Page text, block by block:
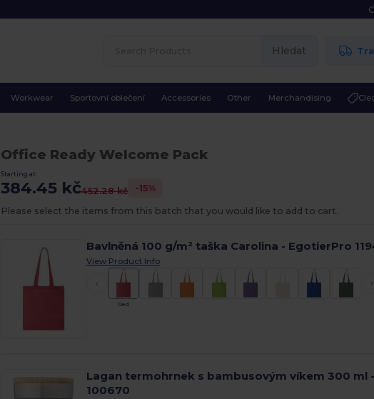
Hledat
Workwear Sportovní oblečení Accessories Other Merchandising
Office Ready Welcome Pack
Starting at:
384.45 kč452.28 kč -15%
Please select the items from this batch that you would like to add to cart.
Bavlněná 100 g/m² taška Carolina - EgotierPro
View Product Info
Red
Lagan termohrnek s bambusovým víkem 300 ml
100670